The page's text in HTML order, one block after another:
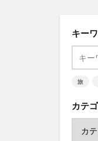
キー
旅
カテ